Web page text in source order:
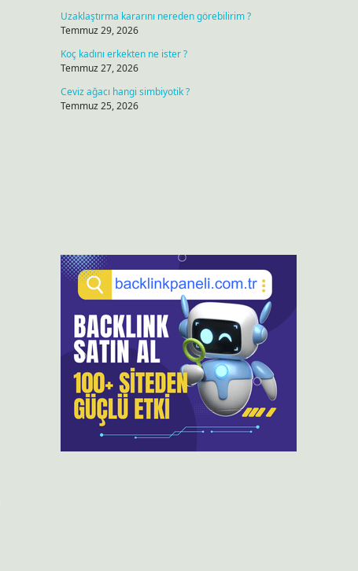
Uzaklaştırma kararını nereden görebilirim ?
Temmuz 29, 2026
Koç kadını erkekten ne ister ?
Temmuz 27, 2026
Ceviz ağacı hangi simbiyotik ?
Temmuz 25, 2026